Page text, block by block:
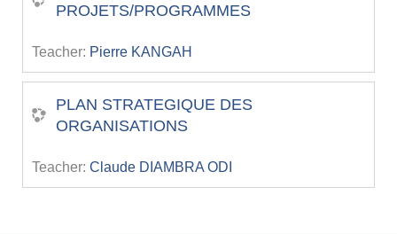
PROJETS/PROGRAMMES
Teacher: Pierre KANGAH
PLAN STRATEGIQUE DES
ORGANISATIONS
Teacher: Claude DIAMBRA ODI